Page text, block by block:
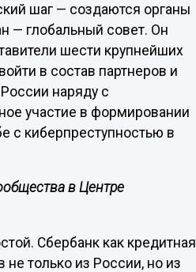
шаг — создаются органы
— глобальный совет. Он
шести крупнейших
в состав партнеров и
наряду с
участие в формировании
с киберпреступностью в
в Центре
Сбербанк как кредитная
только из России, но из